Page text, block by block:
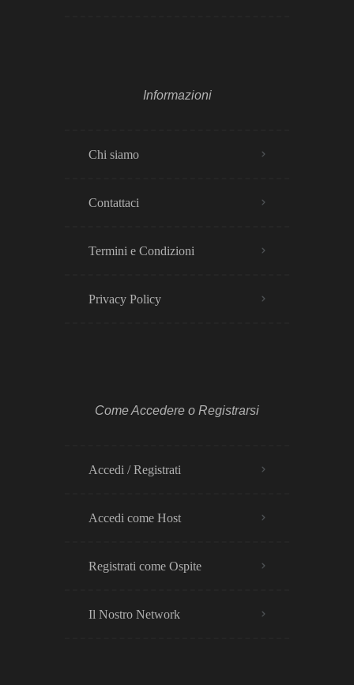
Informazioni
Chi siamo
Contattaci
Termini e Condizioni
Privacy Policy​
Come Accedere o Registrarsi
Accedi / Registrati
Accedi come Host
Registrati come Ospite
Il Nostro Network